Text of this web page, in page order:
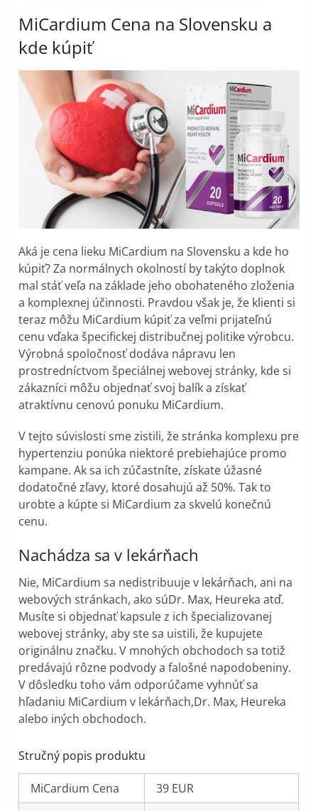
MiCardium Cena na Slovensku a
kde kúpiť
Aká je cena lieku MiCardium na Slovensku a kde ho
kúpiť? Za normálnych okolností by takýto doplnok
mal stáť veľa na základe jeho obohateného zloženia
a komplexnej účinnosti. Pravdou však je, že klienti si
teraz môžu MiCardium kúpiť za veľmi prijateľnú
cenu vďaka špecifickej distribučnej politike výrobcu.
Výrobná spoločnosť dodáva nápravu len
prostredníctvom špeciálnej webovej stránky, kde si
zákazníci môžu objednať svoj balík a získať
atraktívnu cenovú ponuku MiCardium.
V tejto súvislosti sme zistili, že stránka komplexu pre
hypertenziu ponúka niektoré prebiehajúce promo
kampane. Ak sa ich zúčastníte, získate úžasné
dodatočné zľavy, ktoré dosahujú až 50%. Tak to
urobte a kúpte si MiCardium za skvelú konečnú
cenu.
Nachádza sa v lekárňach
Nie, MiCardium sa nedistribuuje v lekárňach, ani na
webových stránkach, ako súDr. Max, Heureka atď.
Musíte si objednať kapsule z ich špecializovanej
webovej stránky, aby ste sa uistili, že kupujete
originálnu značku. V mnohých obchodoch sa totiž
predávajú rôzne podvody a falošné napodobeniny.
V dôsledku toho vám odporúčame vyhnúť sa
hľadaniu MiCardium v lekárňach,Dr. Max, Heureka
alebo iných obchodoch.
Stručný popis produktu
MiCardium Cena
39 EUR